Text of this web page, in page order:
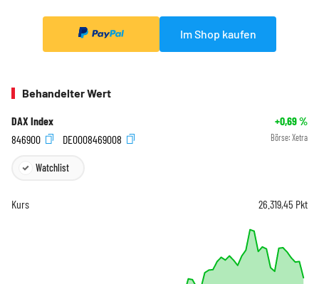
Im Shop kaufen
Behandelter Wert
DAX Index +0,69%
846900
DE0008469008 Börse: Xetra
Watchlist
Kurs 26.319,45 Pkt